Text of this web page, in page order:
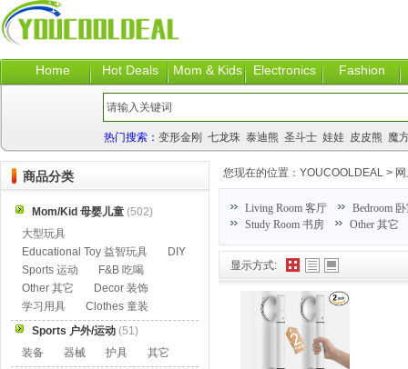
Home Hot Deals Mom & Kids Electronics Fashion
热门搜索： 变形金刚 七龙珠 泰迪熊 圣斗士 娃娃 皮皮熊 魔
显示方式:
您现在的位置： YOUCOOLDEAL >
Living Room 客厅
Bedroom
Study Room 书房
Other 其它
商品分类
Mom/Kid 母婴儿童 (502)
大型玩具
Educational Toy 益智玩具
DIY
Sports 运动
F&B 吃喝
Other 其它
Decor 装饰
学习用具
Clothes 童装
Sports 户外/运动 (51)
装备
器械 护具
其它